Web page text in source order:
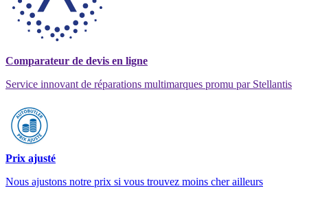
Comparateur de devis en ligne
Service innovant de réparations multimarques promu par Stellantis
Prix ajusté
Nous ajustons notre prix si vous trouvez moins cher ailleurs